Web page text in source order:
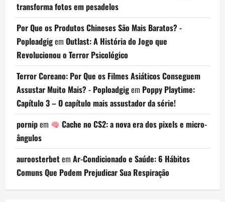
transforma fotos em pesadelos
Por Que os Produtos Chineses São Mais Baratos? -
Poploadgigem Outlast: A História do Jogo que
Revolucionou o Terror Psicológico
Terror Coreano: Por Que os Filmes Asiáticos Conseguem
Assustar Muito Mais? - Poploadgigem Poppy Playtime:
Capítulo 3 – O capítulo mais assustador da série!
pornipem
Cache no CS2: a nova era dos pixels e micro-
ângulos
auroosterbetem Ar-Condicionado e Saúde: 6 Hábitos
Comuns Que Podem Prejudicar Sua Respiração